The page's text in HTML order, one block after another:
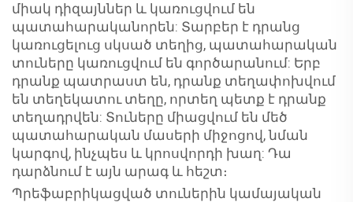
միակ դիզայններ և կառուցվում են
պատահարականորեն: Տարբեր է դրանց
կառուցելուց սկսած տեղից, պատահարական
տուները կառուցվում են գործարանում: Երբ
դրանք պատրաստ են, դրանք տեղափոխվում
են տեղեկատու տեղը, որտեղ պետք է դրանք
տեղադրվեն: Տուները միացվում են մեծ
պատահարական մասերի միջոցով, նման
կարգով, ինչպես և կրոսվորդի խաղ: Դա
դարձնում է այն արագ և հեշտ։
Պրեֆաբրիկացված տուներին կամայական